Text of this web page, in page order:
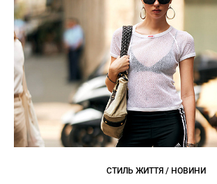
СТИЛЬ ЖИТТЯ / НОВИНИ